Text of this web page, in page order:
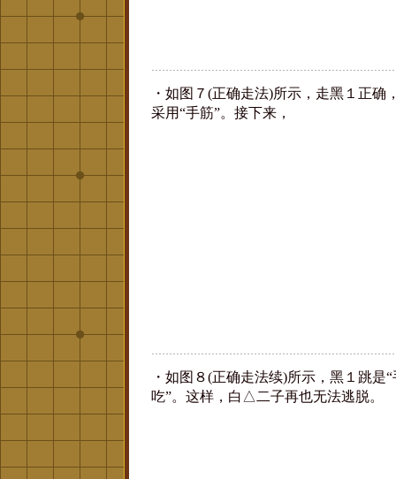
・如图７(正确走法)所示，走黑１正确
采用“手筋”。接下来，
・如图８(正确走法续)所示，黑１跳是
吃”。这样，白△二子再也无法逃脱。